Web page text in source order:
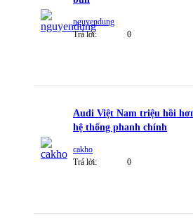
nguyendung
Trả lời:
0
Audi Việt Nam triệu hồi
hệ thống phanh chính
cakho
Trả lời:
0